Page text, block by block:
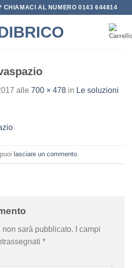
CHIAMACI AL NUMERO 0143 644814
alle 700 × 478 in Le soluzioni
lasciare un commento
non sarà pubblicato.
I campi
*